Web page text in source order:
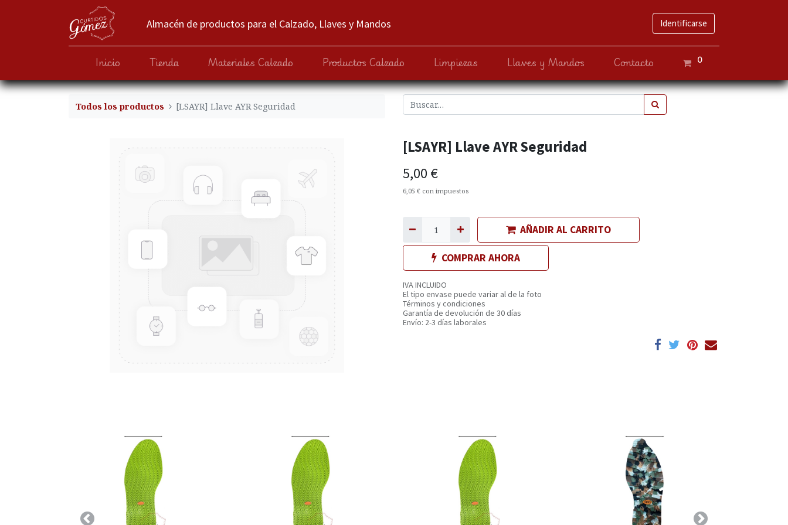
Almacén de productos para el Calzado, Llaves y Mandos Identificarse
Inicio Tienda Materiales Calzado Productos Calzado Limpiezas Llaves y Mandos Contacto 0
Todos los productos [LSAYR] Llave AYR Seguridad
[LSAYR] Llave AYR Seguridad
5,00 €
6,05 € con impuestos
AÑADIR AL CARRITO
COMPRAR AHORA
IVA INCLUIDO
El tipo envase puede variar al de la foto
Términos y condiciones
Garantía de devolución de 30 días
Envío: 2-3 días laborales